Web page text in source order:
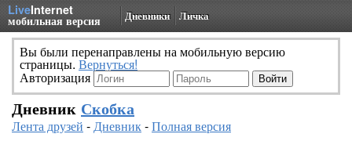
LiveInternet
мобильная версия Дневники Личка
Вы были перенаправлены на мобильную версию
страницы. Вернуться!
Авторизация
Дневник Скобка
Лента друзей -Дневник-Полная версия